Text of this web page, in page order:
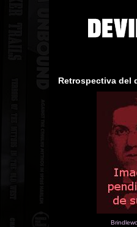
Retrospectiva del